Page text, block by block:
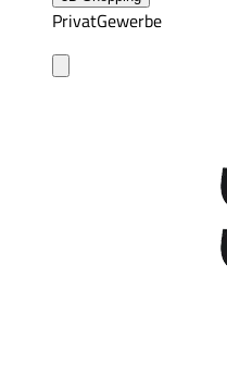
PrivatGewerbe